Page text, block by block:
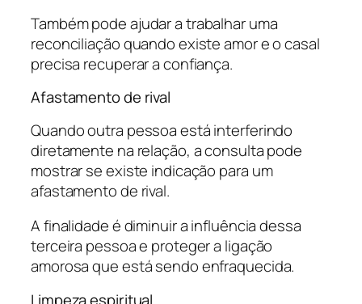
Também pode ajudar a trabalhar uma
reconciliação quando existe amor e o casal
precisa recuperar a confiança.
Afastamento de rival
Quando outra pessoa está interferindo
diretamente na relação, a consulta pode
mostrar se existe indicação para um
afastamento de rival.
A finalidade é diminuir a influência dessa
terceira pessoa e proteger a ligação
amorosa que está sendo enfraquecida.
Limpeza espiritual